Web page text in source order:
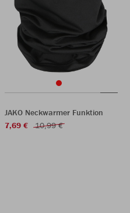
JAKO Neckwarmer Funktion
7,69 €
10,99 €